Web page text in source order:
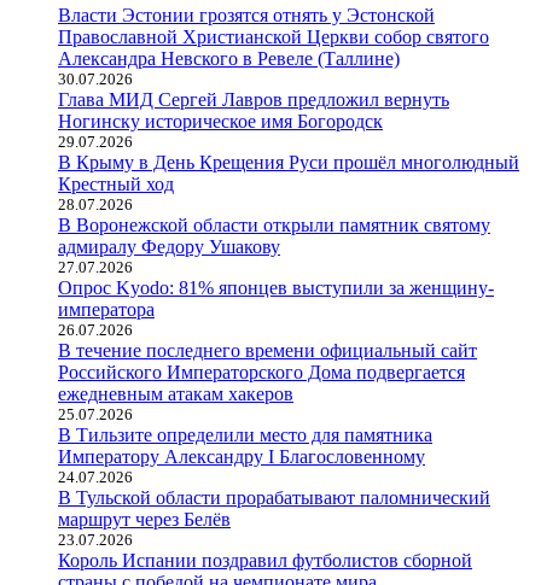
Власти Эстонии грозятся отнять у Эстонской
Православной Христианской Церкви собор святого
Александра Невского в Ревеле (Таллине)
30.07.2026
Глава МИД Сергей Лавров предложил вернуть
Ногинску историческое имя Богородск
29.07.2026
В Крыму в День Крещения Руси прошёл многолюдный
Крестный ход
28.07.2026
В Воронежской области открыли памятник святому
адмиралу Федору Ушакову
27.07.2026
Опрос Kyodo: 81% японцев выступили за женщину-
императора
26.07.2026
В течение последнего времени официальный сайт
Российского Императорского Дома подвергается
ежедневным атакам хакеров
25.07.2026
В Тильзите определили место для памятника
Императору Александру I Благословенному
24.07.2026
В Тульской области прорабатывают паломнический
маршрут через Белёв
23.07.2026
Король Испании поздравил футболистов сборной